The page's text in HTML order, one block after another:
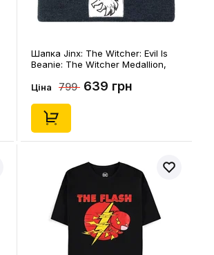
Шапка Jinx: The Witcher: Evil Is
Beanie: The Witcher Medallion,
Ціна 799 639 грн